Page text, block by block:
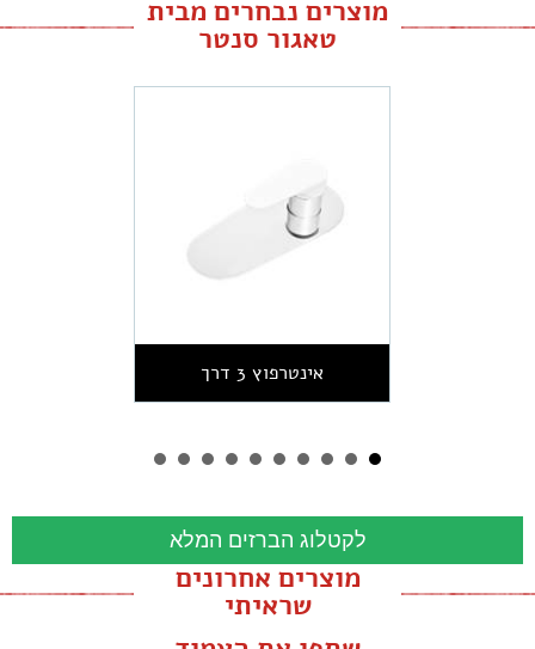
מוצרים נבחרים מבית
טאגור סנטר
אינטרפוץ 3 דרך
לקטלוג הברזים המלא
מוצרים אחרונים
שראיתי